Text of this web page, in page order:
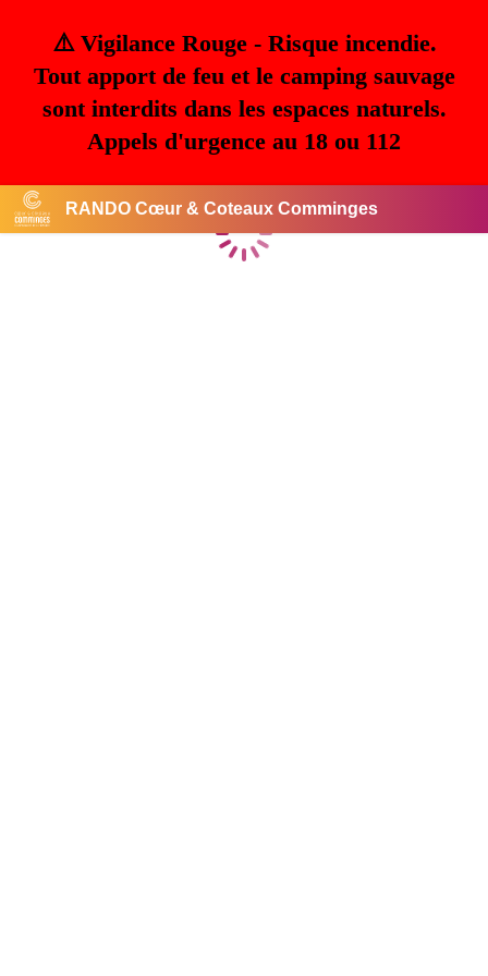
⚠️ Vigilance Rouge - Risque incendie.
Tout apport de feu et le camping sauvage
sont interdits dans les espaces naturels.
Appels d'urgence au 18 ou 112
RANDO Cœur & Coteaux Comminges
Chargement